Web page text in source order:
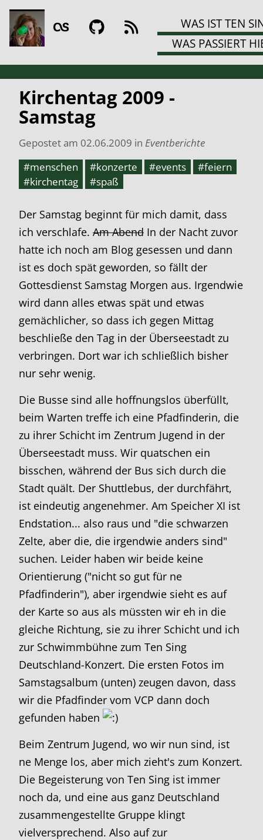
WAS IST TEN
WAS PASSIERT
Kirchentag 2009 -
Samstag
Gepostet am 02.06.2009 in Eventberichte
#menschen
#konzerte #events
#feiern
#kirchentag
#spaß
Der Samstag beginnt für mich damit, dass
ich verschlafe. Am Abend In der Nacht zuvor
hatte ich noch am Blog gesessen und dann
ist es doch spät geworden, so fällt der
Gottesdienst Samstag Morgen aus. Irgendwie
wird dann alles etwas spät und etwas
gemächlicher, so dass ich gegen Mittag
beschließe den Tag in der Überseestadt zu
verbringen. Dort war ich schließlich bisher
nur sehr wenig.
Die Busse sind alle hoffnungslos überfüllt,
beim Warten treffe ich eine Pfadfinderin, die
zu ihrer Schicht im Zentrum Jugend in der
Überseestadt muss. Wir quatschen ein
bisschen, während der Bus sich durch die
Stadt quält. Der Shuttlebus, der durchfährt,
ist eindeutig angenehmer. Am Speicher XI ist
Endstation... also raus und "die schwarzen
Zelte, aber die, die irgendwie anders sind"
suchen. Leider haben wir beide keine
Orientierung ("nicht so gut für ne
Pfadfinderin"), aber irgendwie sieht es auf
der Karte so aus als müssten wir eh in die
gleiche Richtung, sie zu ihrer Schicht und ich
zur Schwimmbühne zum Ten Sing
Deutschland-Konzert. Die ersten Fotos im
Samstagsalbum (unten) zeugen davon, dass
wir die Pfadfinder vom VCP dann doch
gefunden haben
Beim Zentrum Jugend, wo wir nun sind, ist
ne Menge los, aber mich zieht's zum Konzert.
Die Begeisterung von Ten Sing ist immer
noch da, und eine aus ganz Deutschland
zusammengestellte Gruppe klingt
vielversprechend. Also auf zur